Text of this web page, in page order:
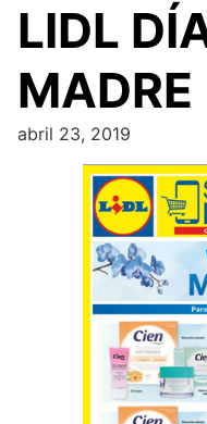
LIDL
MADRE
abril 23, 2019